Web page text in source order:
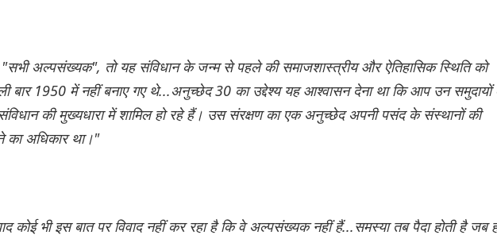
अल्पसंख्यक", तो यह संविधान के जन्म से पहले की समाजशास्त्रीय और ऐतिहासिक स्थिति को
बार 1950 में नहीं बनाए गए थे...अनुच्छेद 30 का उद्देश्य यह आश्वासन देना था कि आप उन
की मुख्यधारा में शामिल हो रहे हैं। उस संरक्षण का एक अनुच्छेद अपनी पसंद के संस्थानों की
का अधिकार था।"
कोई भी इस बात पर विवाद नहीं कर रहा है कि वे अल्पसंख्यक नहीं हैं...समस्या तब पैदा होती है जब